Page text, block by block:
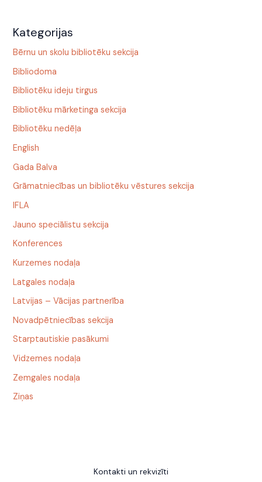
Kategorijas
Bērnu un skolu bibliotēku sekcija
Bibliodoma
Bibliotēku ideju tirgus
Bibliotēku mārketinga sekcija
Bibliotēku nedēļa
English
Gada Balva
Grāmatniecības un bibliotēku vēstures sekcija
IFLA
Jauno speciālistu sekcija
Konferences
Kurzemes nodaļa
Latgales nodaļa
Latvijas – Vācijas partnerība
Novadpētniecības sekcija
Starptautiskie pasākumi
Vidzemes nodaļa
Zemgales nodaļa
Ziņas
Kontakti un rekvizīti